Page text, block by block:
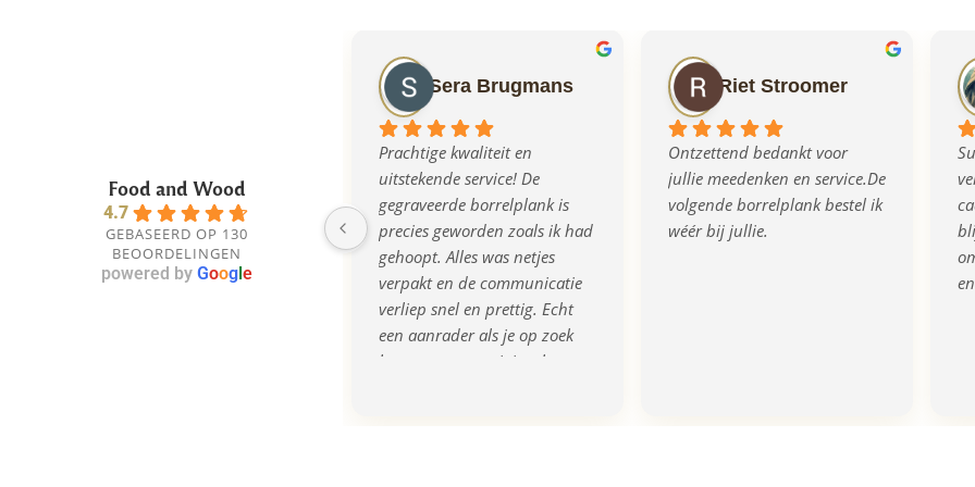
Food and Wood
4.7
GEBASEERD OP 130
BEOORDELINGEN
powered by Google
Sera Brugmans
Prachtige kwaliteit en
uitstekende service! De
gegraveerde borrelplank is
precies geworden zoals ik had
gehoopt. Alles was netjes
verpakt en de communicatie
verliep snel en prettig. Echt
een aanrader als je op zoek
bent naar een origineel en
Riet Stroomer
Ontzettend bedankt voor
jullie meedenken en service.De
volgende borrelplank bestel ik
wéér bij jullie.